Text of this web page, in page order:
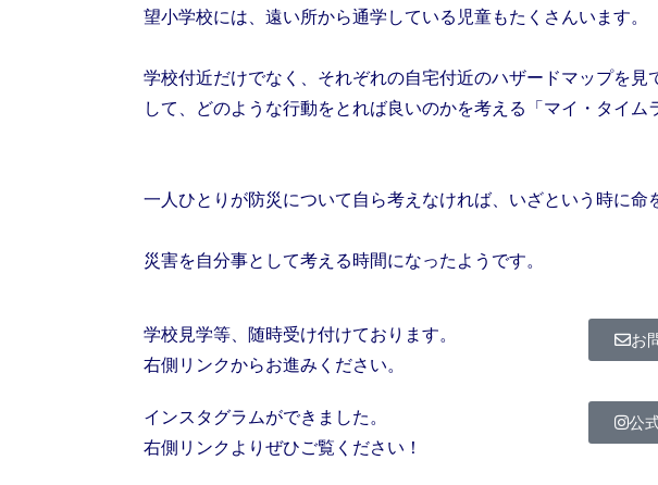
望小学校には、遠い所から通学している児童もたくさんいます。
学校付近だけでなく、それぞれの自宅付近のハザードマップを
して、どのような行動をとれば良いのかを考える「マイ・タイム
一人ひとりが防災について自ら考えなければ、いざという時に命
災害を自分事として考える時間になったようです。
学校見学等、随時受け付けております。
右側リンクからお進みください。
お
インスタグラムができました。
右側リンクよりぜひご覧ください！
公